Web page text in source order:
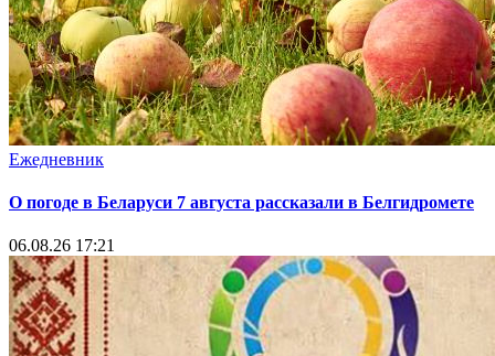
Ежедневник
О погоде в Беларуси 7 августа рассказали в Белгидромете
06.08.26 17:21